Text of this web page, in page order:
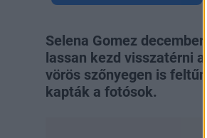
Selena Gomez
lassan kezd visszatérni
vörös szőnyegen is
kapták a fotósok.